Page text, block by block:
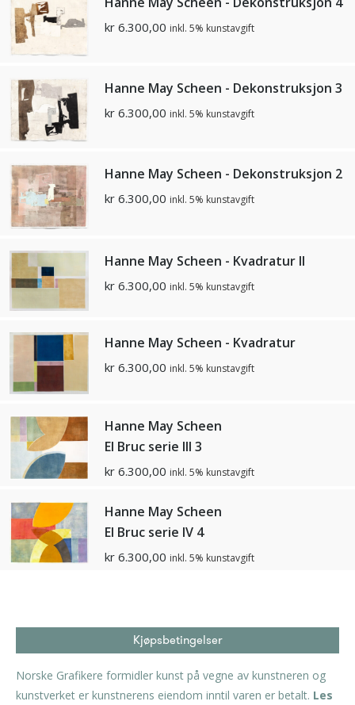
kr 6.300,00 inkl. 5% kunstavgift
Hanne May Scheen - Dekonstruksjon 3
kr 6.300,00 inkl. 5% kunstavgift
Hanne May Scheen - Dekonstruksjon 2
kr 6.300,00 inkl. 5% kunstavgift
Hanne May Scheen - Kvadratur II
kr 6.300,00 inkl. 5% kunstavgift
Hanne May Scheen - Kvadratur
kr 6.300,00 inkl. 5% kunstavgift
Hanne May Scheen
El Bruc serie lll 3
kr 6.300,00 inkl. 5% kunstavgift
Hanne May Scheen
El Bruc serie IV 4
kr 6.300,00 inkl. 5% kunstavgift
Kjøpsbetingelser
Norske Grafikere formidler kunst på vegne av kunstneren og
kunstverket er kunstnerens eiendom inntil varen er betalt. Les